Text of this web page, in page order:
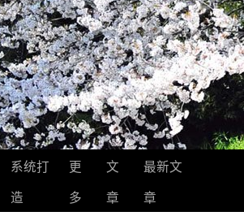
系统打
造
更
多
文
章
最新文
章